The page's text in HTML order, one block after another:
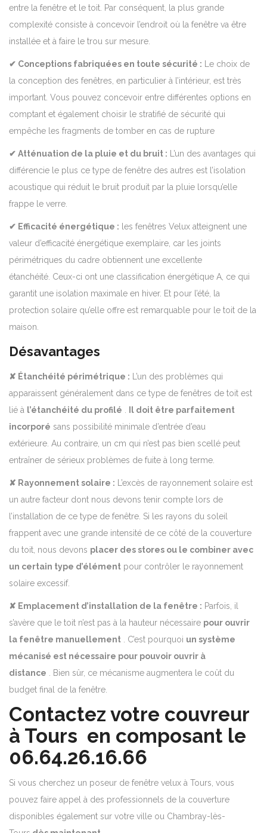
entre la fenêtre et le toit. Par conséquent, la plus grande
complexité consiste à concevoir l’endroit où la fenêtre va être
installée et à faire le trou sur mesure.
✔ Conceptions fabriquées en toute sécurité : Le choix de
la conception des fenêtres, en particulier à l’intérieur, est très
important. Vous pouvez concevoir entre différentes options en
comptant et également choisir le stratifié de sécurité qui
empêche les fragments de tomber en cas de rupture
✔ Atténuation de la pluie et du bruit : L’un des avantages qui
différencie le plus ce type de fenêtre des autres est l’isolation
acoustique qui réduit le bruit produit par la pluie lorsqu’elle
frappe le verre.
✔ Efficacité énergétique : les fenêtres Velux atteignent une
valeur d’efficacité énergétique exemplaire, car les joints
périmétriques du cadre obtiennent une excellente
étanchéité. Ceux-ci ont une classification énergétique A, ce qui
garantit une isolation maximale en hiver. Et pour l’été, la
protection solaire qu’elle offre est remarquable pour le toit de la
maison.
Désavantages
✘ Étanchéité périmétrique : L’un des problèmes qui
apparaissent généralement dans ce type de fenêtres de toit est
lié à l’étanchéité du profilé
Il doit être parfaitement
incorporé sans possibilité minimale d’entrée d’eau
extérieure. Au contraire, un cm qui n’est pas bien scellé peut
entraîner de sérieux problèmes de fuite à long terme.
✘ Rayonnement solaire : L’excès de rayonnement solaire est
un autre facteur dont nous devons tenir compte lors de
l’installation de ce type de fenêtre. Si les rayons du soleil
frappent avec une grande intensité de ce côté de la couverture
du toit, nous devons placer des stores ou le combiner avec
un certain type d’élément pour contrôler le rayonnement
solaire excessif.
✘ Emplacement d’installation de la fenêtre : Parfois, il
s’avère que le toit n’est pas à la hauteur nécessaire pour ouvrir
la fenêtre manuellement
C’est pourquoi un système
mécanisé est nécessaire pour pouvoir ouvrir à
distance . Bien sûr, ce mécanisme augmentera le coût du
budget final de la fenêtre.
Contactez votre couvreur
à Tours en composant le
06.64.26.16.66
Si vous cherchez un poseur de fenêtre velux à Tours, vous
pouvez faire appel à des professionnels de la couverture
disponibles également sur votre ville ou Chambray-lès-